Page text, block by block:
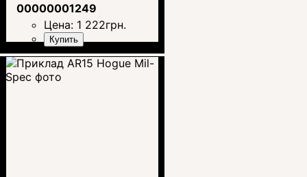
00000001249
Цена: 1 222грн.
Купить